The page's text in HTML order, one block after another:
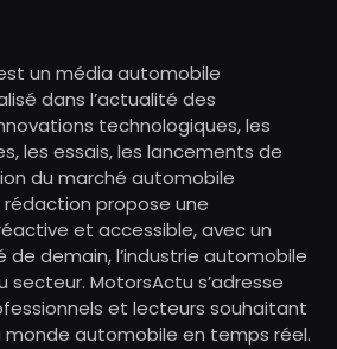
un média automobile
dans l’actualité des
technologiques, les
les essais, les lancements de
du marché automobile
propose une
et accessible, avec un
de demain, l’industrie automobile
MotorsActu s’adresse
et lecteurs souhaitant
monde automobile en temps réel.